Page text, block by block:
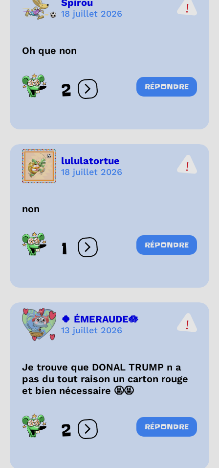
Spirou
18 juillet 2026
Oh que non
2 Ouvrir les réactions
RÉPONDRE
lululatortue
18 juillet 2026
non
1 Ouvrir les réactions
RÉPONDRE
🍀 ÉMERAUDE🪷
13 juillet 2026
Je trouve que DONAL TRUMP n a
pas du tout raison un carton rouge
et bien nécessaire 🤬🤬
2 Ouvrir les réactions
RÉPONDRE